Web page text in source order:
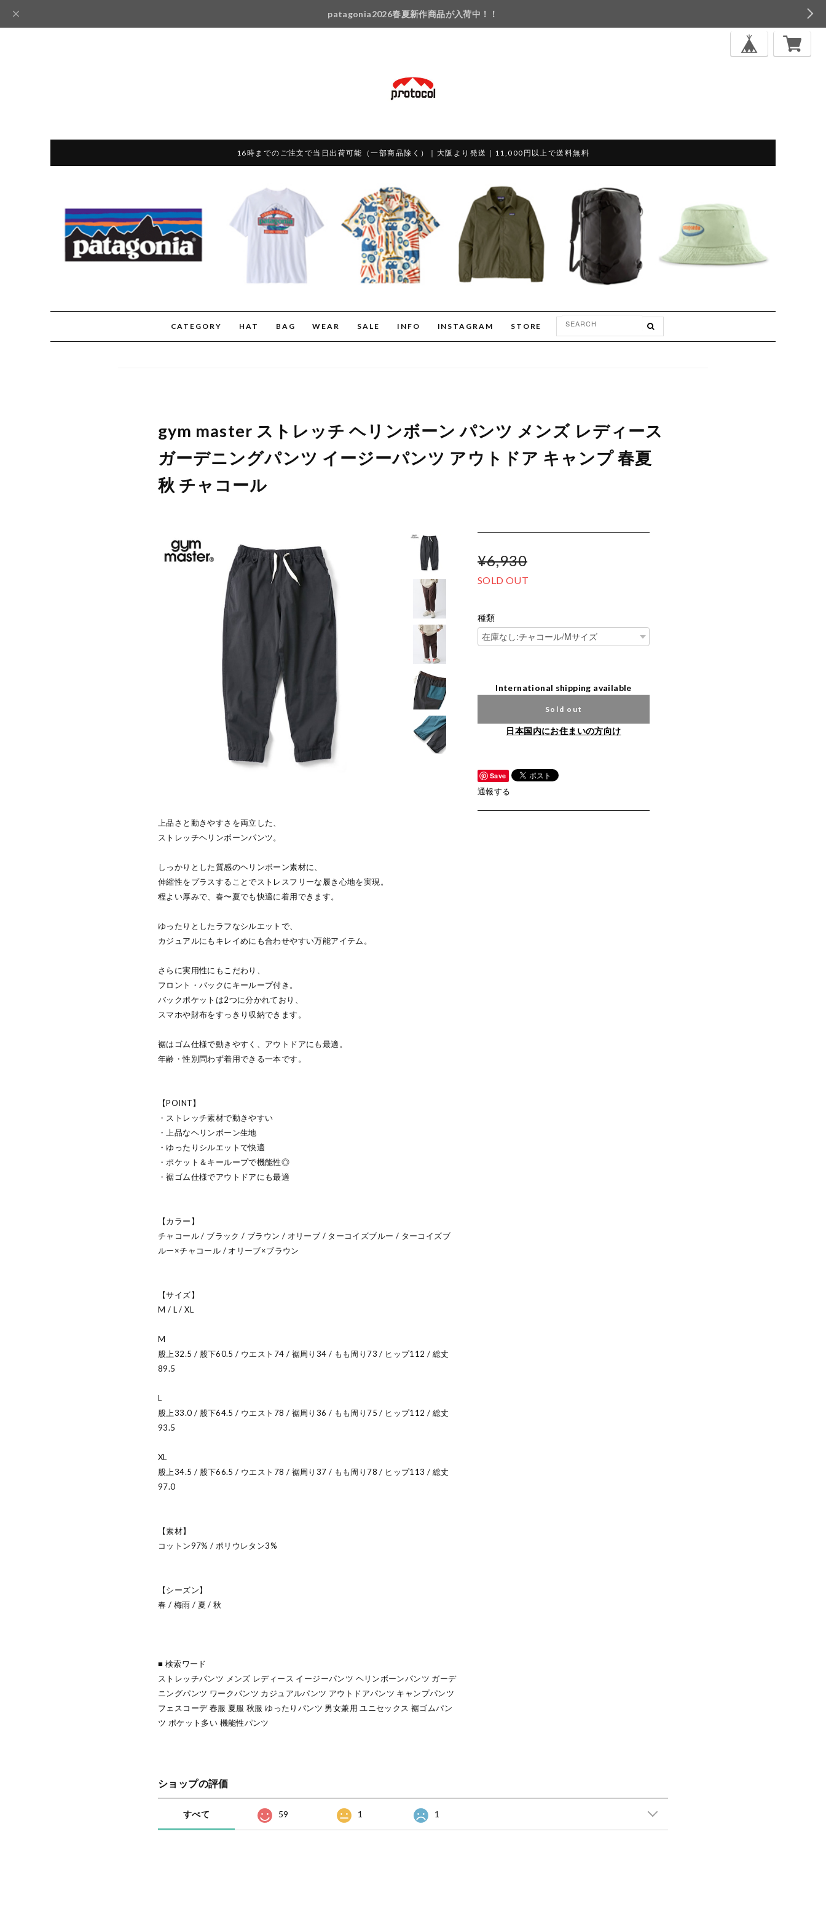
patagonia2026春夏新作商品が入荷中！！
16時までのご注文で当日出荷可能（一部商品除く）｜大阪より発送｜11,000円以上で送料無料
CATEGORY HAT BAG WEAR SALE INFO INSTAGRAM STORE
gym master ストレッチ ヘリンボーン パンツ メンズ レディース
ガーデニングパンツ イージーパンツ アウトドア キャンプ 春夏
秋 チャコール
上品さと動きやすさを両立した、
ストレッチヘリンボーンパンツ。
しっかりとした質感のヘリンボーン素材に、
伸縮性をプラスすることでストレスフリーな履き心地を実現。
程よい厚みで、春〜夏でも快適に着用できます。
ゆったりとしたラフなシルエットで、
カジュアルにもキレイめにも合わせやすい万能アイテム。
さらに実用性にもこだわり、
フロント・バックにキーループ付き。
バックポケットは2つに分かれており、
スマホや財布をすっきり収納できます。
裾はゴム仕様で動きやすく、アウトドアにも最適。
年齢・性別問わず着用できる一本です。
【POINT】
・ストレッチ素材で動きやすい
・上品なヘリンボーン生地
・ゆったりシルエットで快適
・ポケット＆キーループで機能性◎
・裾ゴム仕様でアウトドアにも最適
【カラー】
チャコール / ブラック / ブラウン / オリーブ / ターコイズブルー / ターコイズブ
ルー×チャコール / オリーブ×ブラウン
【サイズ】
M / L / XL
M
股上32.5 / 股下60.5 / ウエスト74 / 裾周り34 / もも周り73 / ヒップ112 / 総丈
89.5
L
股上33.0 / 股下64.5 / ウエスト78 / 裾周り36 / もも周り75 / ヒップ112 / 総丈
93.5
XL
股上34.5 / 股下66.5 / ウエスト78 / 裾周り37 / もも周り78 / ヒップ113 / 総丈
97.0
【素材】
コットン97% / ポリウレタン3%
【シーズン】
春 / 梅雨 / 夏 / 秋
■ 検索ワード
ストレッチパンツ メンズ レディース イージーパンツ ヘリンボーンパンツ ガーデ
ニングパンツ ワークパンツ カジュアルパンツ アウトドアパンツ キャンプパンツ
フェスコーデ 春服 夏服 秋服 ゆったりパンツ 男女兼用 ユニセックス 裾ゴムパン
ツ ポケット多い 機能性パンツ
¥6,930
SOLD OUT
種類
International shipping available
Sold out
日本国内にお住まいの方向け
Save
通報する
ショップの評価
すべて 59 1 1